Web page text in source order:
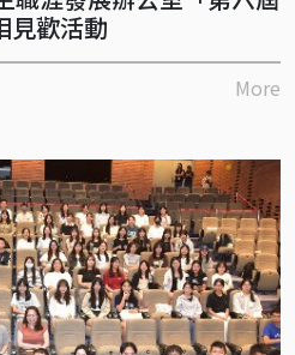
見歡活動
More